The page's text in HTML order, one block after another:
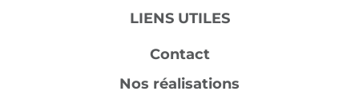
LIENS UTILES
Contact
Nos réalisations